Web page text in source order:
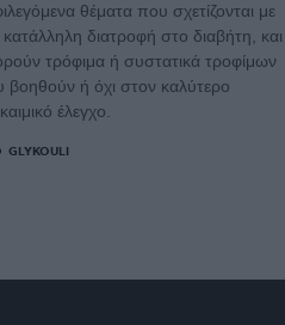
θέματα που σχετίζονται με
κατάλληλη διατροφή στο διαβήτη, και
τρόφιμα ή συστατικά τροφίμων
βοηθούν ή όχι στον καλύτερο
έλεγχο.
GLYKOULI